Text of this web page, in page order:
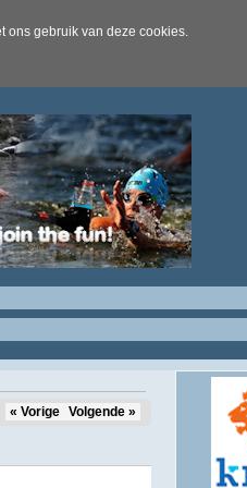
ons gebruik van deze cookies.
« Vorige Volgende »